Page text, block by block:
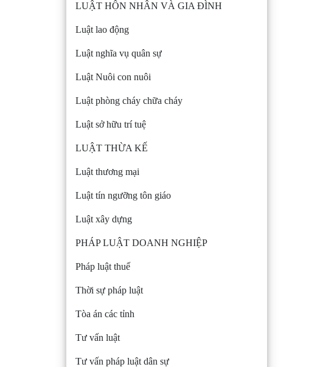
LUẬT HÔN NHÂN VÀ GIA ĐÌNH
Luật lao động
Luật nghĩa vụ quân sự
Luật Nuôi con nuôi
Luật phòng cháy chữa cháy
Luật sở hữu trí tuệ
LUẬT THỪA KẾ
Luật thương mại
Luật tín ngưỡng tôn giáo
Luật xây dựng
PHÁP LUẬT DOANH NGHIỆP
Pháp luật thuế
Thời sự pháp luật
Tòa án các tỉnh
Tư vấn luật
Tư vấn pháp luật dân sự